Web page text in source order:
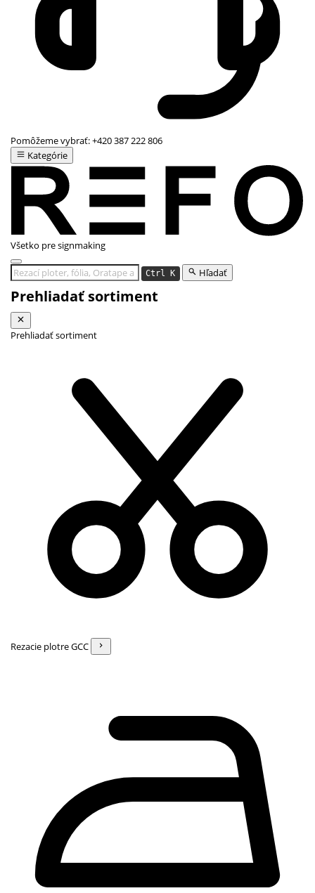
Pomôžeme vybrať:+420 387 222 806
Kategórie
Všetko pre signmaking
Ctrl K Hľadať
Prehliadať sortiment
Prehliadať sortiment
Rezacie plotre GCC